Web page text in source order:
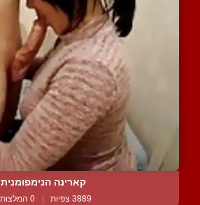
קארינה הנימפומנית
3889 צפיות | 0 המלצות